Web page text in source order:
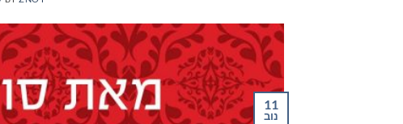
11
נוב